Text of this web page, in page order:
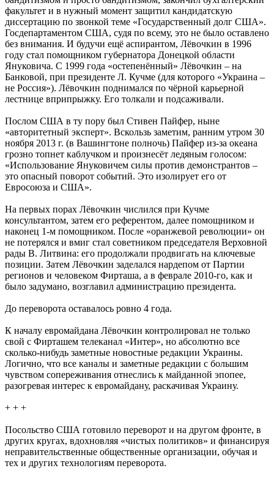
факультет и в нужный момент защитил кандидатскую
диссертацию по звонкой теме «Государственный долг США».
Госдепартаментом США, судя по всему, это не было оставлено
без внимания. И будучи ещё аспирантом, Лёвочкин в 1996
году стал помощником губернатора Донецкой области
Януковича. С 1999 года «остепенённый» Лёвочкин – на
Банковой, при президенте Л. Кучме (для которого «Украина –
не Россия»). Лёвочкин поднимался по чёрной карьерной
лестнице вприпрыжку. Его толкали и подсаживали.
Послом США в ту пору был Стивен Пайфер, ныне
«авторитетный эксперт». Вскользь заметим, ранним утром 30
ноября 2013 г. (в Вашингтоне полночь) Пайфер из-за океана
грозно топнет каблучком и произнесёт ледяным голосом:
«Использование Януковичем силы против демонстрантов –
это опасный поворот событий. Это изолирует его от
Евросоюза и США».
На первых порах Лёвочкин числился при Кучме
консультантом, затем его референтом, далее помощником и
наконец 1-м помощником. После «оранжевой революции» он
не потерялся и вмиг стал советником председателя Верховной
рады В. Литвина: его продолжали продвигать на ключевые
позиции. Затем Лёвочкин заделался нардепом от Партии
регионов и человеком Фирташа, а в феврале 2010-го, как и
было задумано, возглавил администрацию президента.
До переворота оставалось ровно 4 года.
К началу евромайдана Лёвочкин контролировал не только
свой с Фирташем телеканал «Интер», но абсолютно все
сколько-нибудь заметные новостные редакции Украины.
Логично, что все каналы и заметные редакции с большим
чувством сопереживания отнеслись к майданной эпопее,
разогревая интерес к евромайдану, раскачивая Украину.
+ + +
Посольство США готовило переворот и на другом фронте, в
других кругах, вдохновляя «чистых политиков» и финансируя
неправительственные общественные организации, обучая и
тех и других технологиям переворота.